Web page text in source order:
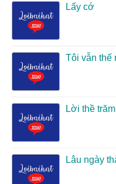
Lấy cớ
Tôi vẫn thế
Lời thề
Lâu ngày